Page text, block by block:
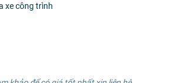
xe công trình